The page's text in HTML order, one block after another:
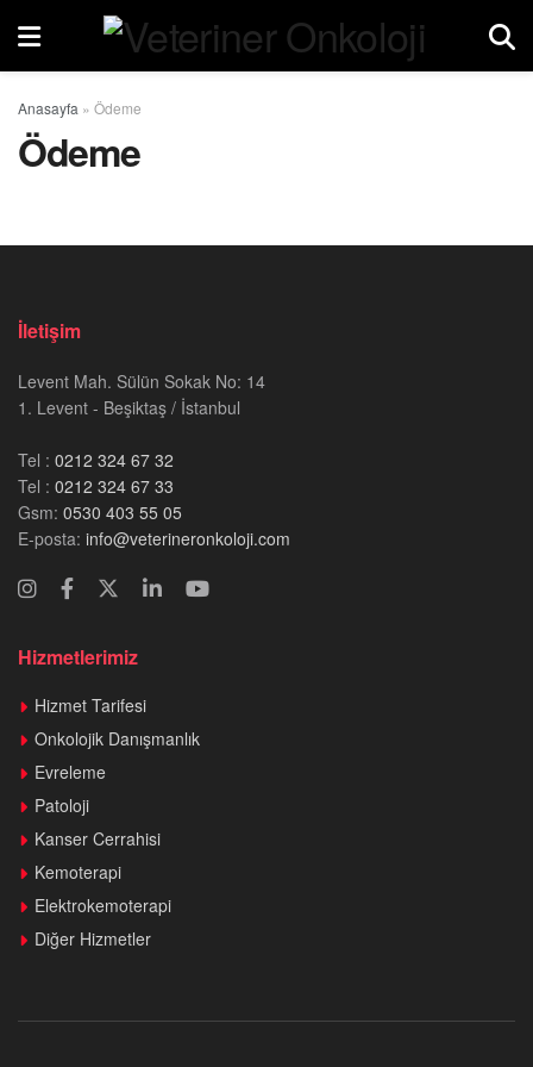
Anasayfa » Ödeme
Ödeme
İletişim
Levent Mah. Sülün Sokak No: 14
1. Levent - Beşiktaş / İstanbul
Tel : 0212 324 67 32
Tel : 0212 324 67 33
Gsm: 0530 403 55 05
E-posta: info@veterineronkoloji.com
Hizmetlerimiz
Hizmet Tarifesi
Onkolojik Danışmanlık
Evreleme
Patoloji
Kanser Cerrahisi
Kemoterapi
Elektrokemoterapi
Diğer Hizmetler